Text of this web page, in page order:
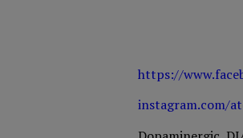
https://
instagram.com/